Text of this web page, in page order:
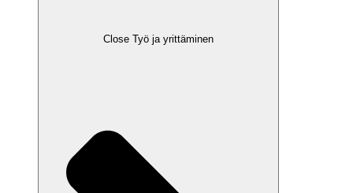
Close Työ ja yrittäminen